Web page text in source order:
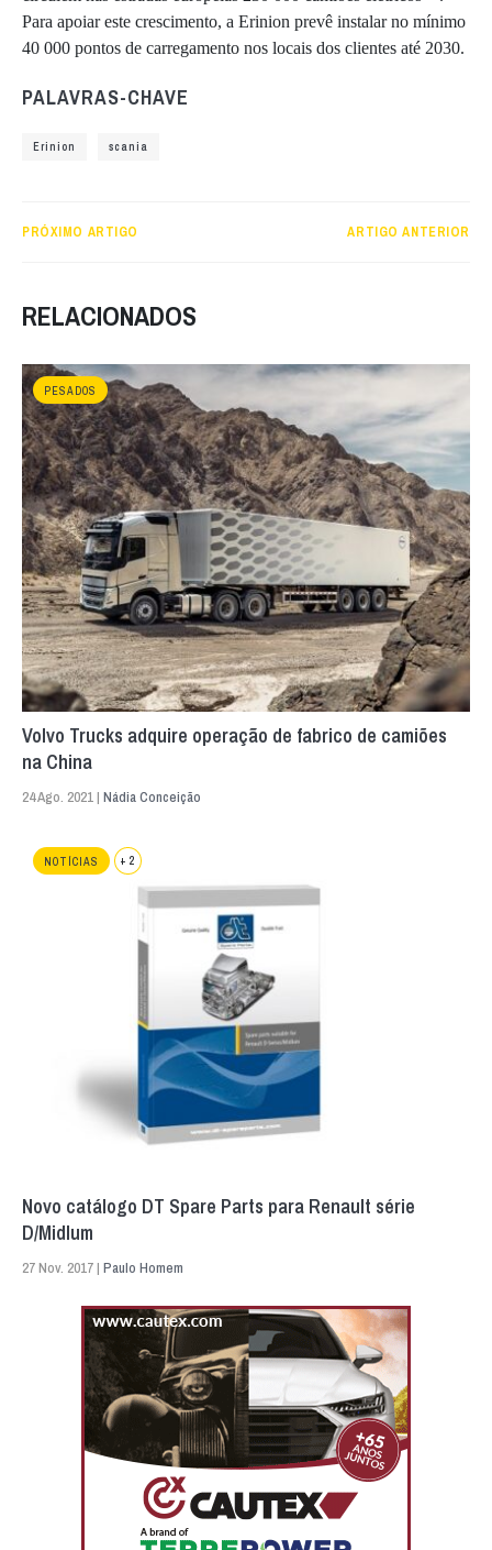
Para apoiar este crescimento, a Erinion prevê instalar no mínimo
40 000 pontos de carregamento nos locais dos clientes até 2030.
PALAVRAS-CHAVE
Erinion scania
PRÓXIMO ARTIGO ARTIGO ANTERIOR
RELACIONADOS
PESADOS
Volvo Trucks adquire operação de fabrico de camiões
na China
24 Ago. 2021 | Nádia Conceição
NOTÍCIAS + 2
Novo catálogo DT Spare Parts para Renault série
D/Midlum
27 Nov. 2017 | Paulo Homem